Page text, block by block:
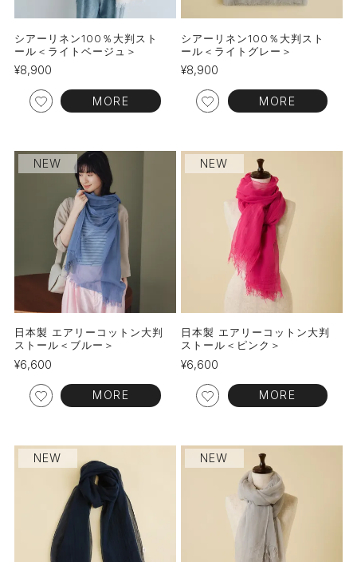
シアーリネン100％大判スト
ール＜ライトベージュ＞
¥8,900
MORE
シアーリネン100％大判スト
ール＜ライトグレー＞
¥8,900
MORE
NEW
日本製 エアリーコットン大判
ストール＜ブルー＞
¥6,600
MORE
NEW
日本製 エアリーコットン大判
ストール＜ピンク＞
¥6,600
MORE
NEW NEW